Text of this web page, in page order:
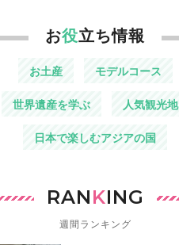
お役立ち情報
お土産 モデルコース
世界遺産を学ぶ 人気観光地
日本で楽しむアジアの国
RANKING
週間ランキング